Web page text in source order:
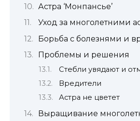
Астра ‘Монпансье’
Уход за многолетними
Борьба с болезнями и
Проблемы и решения
Стебли увядают и
Вредители
Астра не цветет
Выращивание